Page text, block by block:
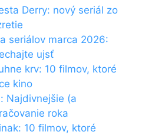
Derry: nový seriál zo
seriálov marca 2026:
ujsť
krv: 10 filmov, ktoré
kino
Najdivnejšie (a
roka
10 filmov, ktoré